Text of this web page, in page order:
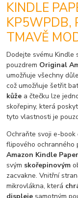
KINDLE
KP5WPDB,
TMAVĚ
Dodejte svému
pouzdrem Original
umožňuje všechny
což umožňuje šetřit
kůže a čtečku lze
skořepiny, která
tyto vlastnosti je
Ochraňte svoji e-book
flipového ochranného
Amazon Kindle
svým skořepinovým
zacvakne. Vnitřní
mikrovlákna, která